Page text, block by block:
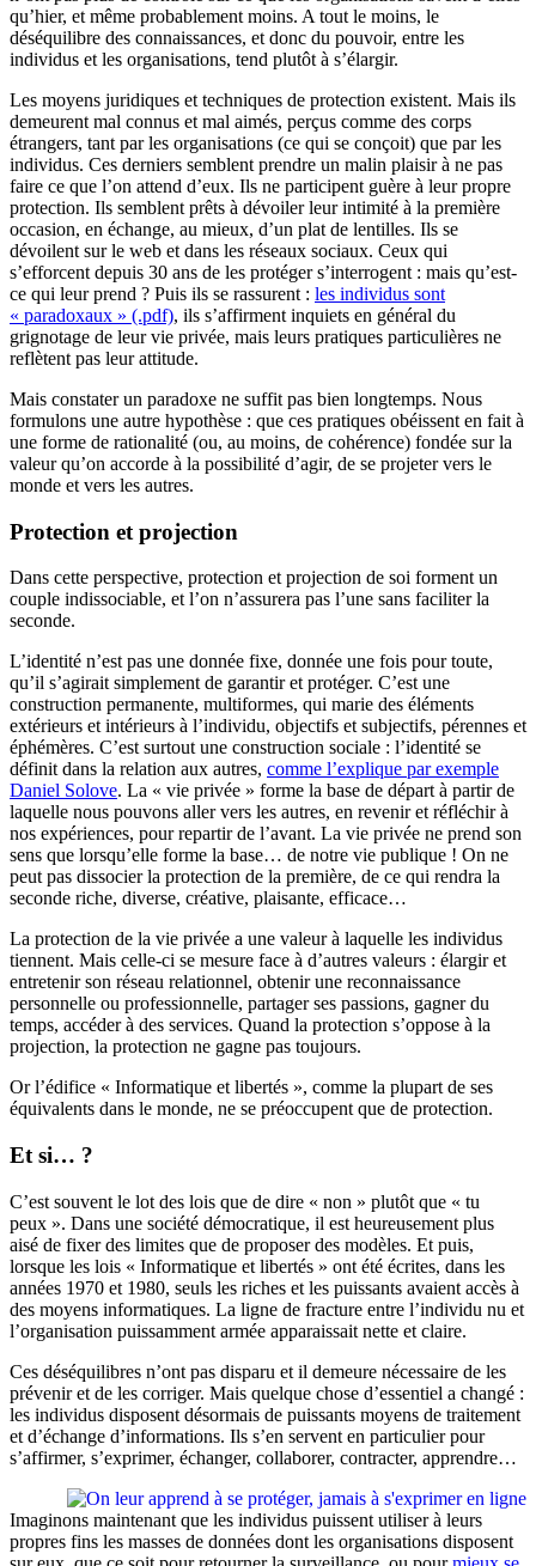
qu’hier, et même probablement moins. A tout le moins, le
déséquilibre des connaissances, et donc du pouvoir, entre les
individus et les organisations, tend plutôt à s’élargir.
Les moyens juridiques et techniques de protection existent. Mais ils
demeurent mal connus et mal aimés, perçus comme des corps
étrangers, tant par les organisations (ce qui se conçoit) que par les
individus. Ces derniers semblent prendre un malin plaisir à ne pas
faire ce que l’on attend d’eux. Ils ne participent guère à leur propre
protection. Ils semblent prêts à dévoiler leur intimité à la première
occasion, en échange, au mieux, d’un plat de lentilles. Ils se
dévoilent sur le web et dans les réseaux sociaux. Ceux qui
s’efforcent depuis 30 ans de les protéger s’interrogent : mais qu’est-
ce qui leur prend ? Puis ils se rassurent : les individus sont
« paradoxaux » (.pdf), ils s’affirment inquiets en général du
grignotage de leur vie privée, mais leurs pratiques particulières ne
reflètent pas leur attitude.
Mais constater un paradoxe ne suffit pas bien longtemps. Nous
formulons une autre hypothèse : que ces pratiques obéissent en fait à
une forme de rationalité (ou, au moins, de cohérence) fondée sur la
valeur qu’on accorde à la possibilité d’agir, de se projeter vers le
monde et vers les autres.
Protection et projection
Dans cette perspective, protection et projection de soi forment un
couple indissociable, et l’on n’assurera pas l’une sans faciliter la
seconde.
L’identité n’est pas une donnée fixe, donnée une fois pour toute,
qu’il s’agirait simplement de garantir et protéger. C’est une
construction permanente, multiformes, qui marie des éléments
extérieurs et intérieurs à l’individu, objectifs et subjectifs, pérennes et
éphémères. C’est surtout une construction sociale : l’identité se
définit dans la relation aux autres, comme l’explique par exemple
Daniel Solove. La « vie privée » forme la base de départ à partir de
laquelle nous pouvons aller vers les autres, en revenir et réfléchir à
nos expériences, pour repartir de l’avant. La vie privée ne prend son
sens que lorsqu’elle forme la base… de notre vie publique ! On ne
peut pas dissocier la protection de la première, de ce qui rendra la
seconde riche, diverse, créative, plaisante, efficace…
La protection de la vie privée a une valeur à laquelle les individus
tiennent. Mais celle-ci se mesure face à d’autres valeurs : élargir et
entretenir son réseau relationnel, obtenir une reconnaissance
personnelle ou professionnelle, partager ses passions, gagner du
temps, accéder à des services. Quand la protection s’oppose à la
projection, la protection ne gagne pas toujours.
Or l’édifice « Informatique et libertés », comme la plupart de ses
équivalents dans le monde, ne se préoccupent que de protection.
Et si… ?
C’est souvent le lot des lois que de dire « non » plutôt que « tu
peux ». Dans une société démocratique, il est heureusement plus
aisé de fixer des limites que de proposer des modèles. Et puis,
lorsque les lois « Informatique et libertés » ont été écrites, dans les
années 1970 et 1980, seuls les riches et les puissants avaient accès à
des moyens informatiques. La ligne de fracture entre l’individu nu et
l’organisation puissamment armée apparaissait nette et claire.
Ces déséquilibres n’ont pas disparu et il demeure nécessaire de les
prévenir et de les corriger. Mais quelque chose d’essentiel a changé :
les individus disposent désormais de puissants moyens de traitement
et d’échange d’informations. Ils s’en servent en particulier pour
s’affirmer, s’exprimer, échanger, collaborer, contracter, apprendre…
Imaginons maintenant que les individus puissent utiliser à leurs
propres fins les masses de données dont les organisations disposent